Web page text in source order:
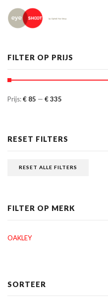
FILTER OP PRIJS
Prijs:€ 85 — € 335
RESET FILTERS
RESET ALLE FILTERS
FILTER OP MERK
OAKLEY
SORTEER